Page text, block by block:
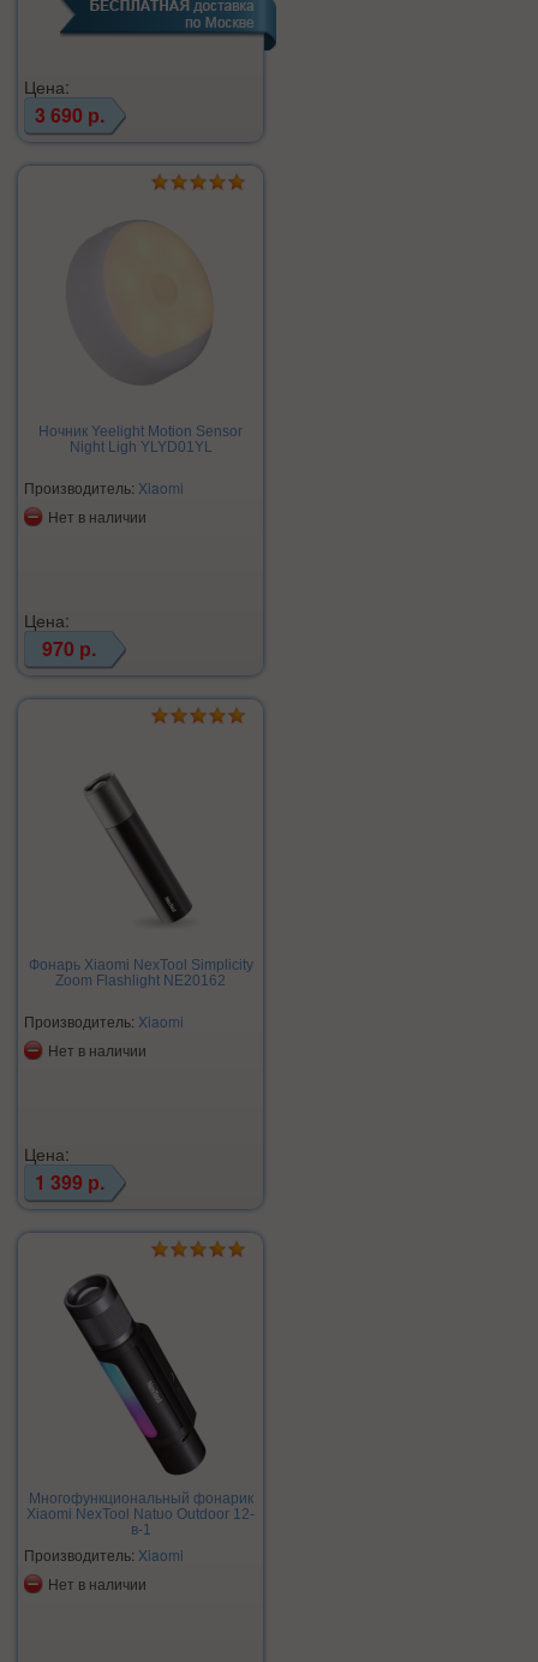
Цена:
3 690 р.
Ночник Yeelight Motion Sensor
Night Ligh YLYD01YL
Производитель: Xiaomi
Нет в наличии
Цена:
970 р.
Фонарь Xiaomi NexTool Simplicity
Zoom Flashlight NE20162
Производитель: Xiaomi
Нет в наличии
Цена:
1 399 р.
Многофункциональный фонарик
Xiaomi NexTool Natuo Outdoor 12-
в-1
Производитель: Xiaomi
Нет в наличии